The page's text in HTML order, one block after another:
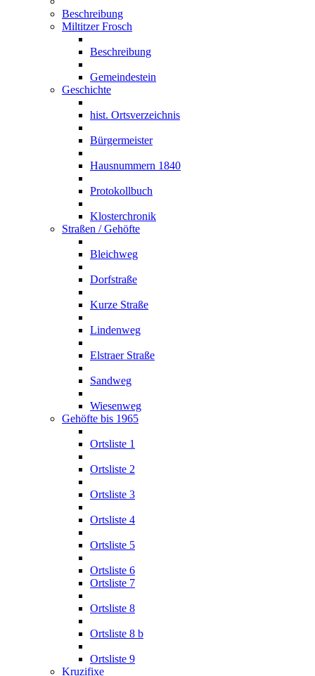
Beschreibung
Miltitzer Frosch
Beschreibung
Gemeindestein
Geschichte
hist. Ortsverzeichnis
Bürgermeister
Hausnummern 1840
Protokollbuch
Klosterchronik
Straßen / Gehöfte
Bleichweg
Dorfstraße
Kurze Straße
Lindenweg
Elstraer Straße
Sandweg
Wiesenweg
Gehöfte bis 1965
Ortsliste 1
Ortsliste 2
Ortsliste 3
Ortsliste 4
Ortsliste 5
Ortsliste 6
Ortsliste 7
Ortsliste 8
Ortsliste 8 b
Ortsliste 9
Kruzifixe